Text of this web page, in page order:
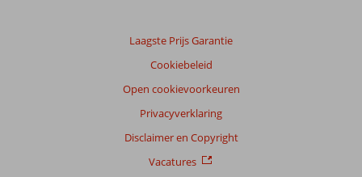
Laagste Prijs Garantie
Cookiebeleid
Open cookievoorkeuren
Privacyverklaring
Disclaimer en Copyright
Vacatures